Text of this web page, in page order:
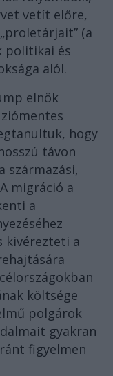
vetít előre,
(a
politikai és
alól.
elnök
hogy
távon
származási,
migráció a
a
kivérezteti a
költsége
polgárok
gyakran
figyelmen